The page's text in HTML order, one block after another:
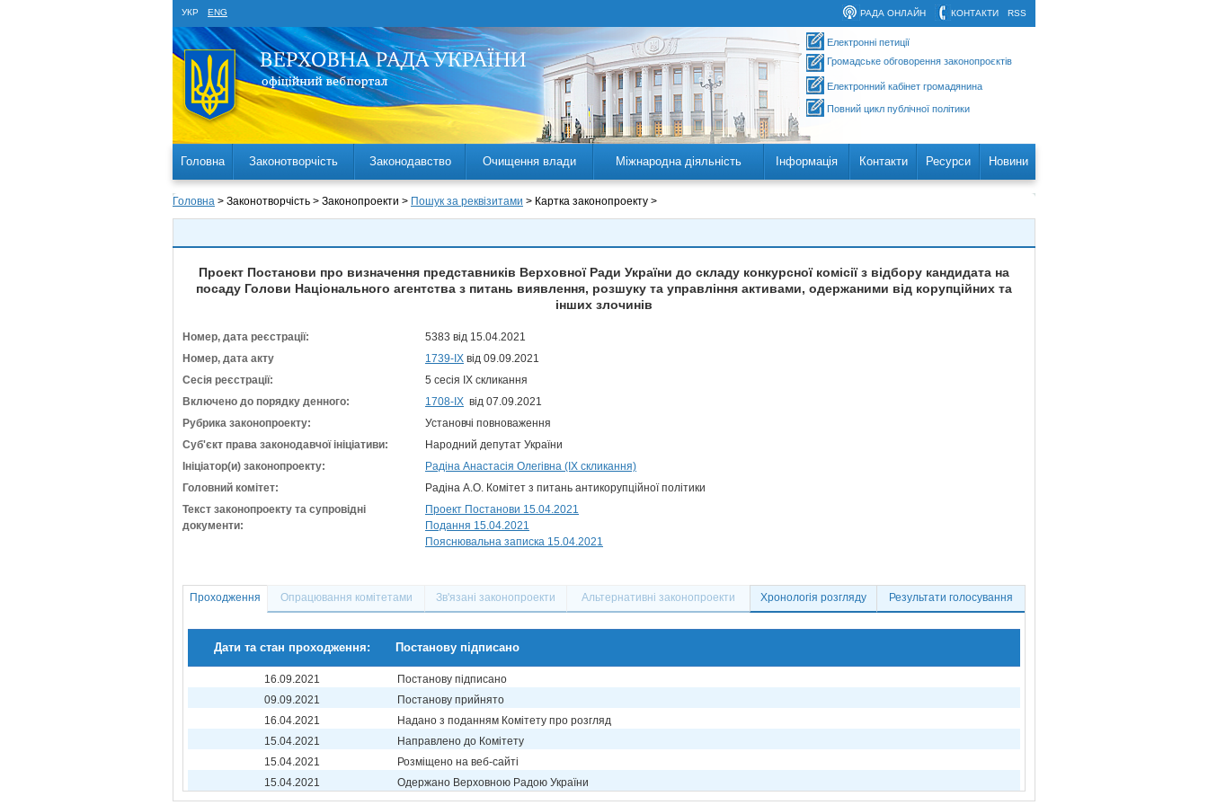
УКР ENG RSS
КОНТАКТИ
РАДА ОНЛАЙН
Електронні петиції
Громадське обговорення законопроєктів
Електронний кабінет громадянина
Повний цикл публічної політики
Головна Законотворчість Законодавство Очищення влади Міжнародна діяльність Інформація Контакти Ресурси Новини
Головна > Законотворчість > Законопроекти > Пошук за реквізитами > Картка законопроекту >
Проект Постанови про визначення представників Верховної Ради України до складу конкурсної комісії з відбору кандидата на
посаду Голови Національного агентства з питань виявлення, розшуку та управління активами, одержаними від корупційних та
інших злочинів
Номер, дата реєстрації:
5383 від 15.04.2021
Номер, дата акту
1739-IX від 09.09.2021
Сесія реєстрації:
5 сесія IX скликання
Включено до порядку денного:
1708-ІХ від 07.09.2021
Рубрика законопроекту:
Установчі повноваження
Суб'єкт права законодавчої ініціативи:
Народний депутат України
Ініціатор(и) законопроекту:
Радіна Анастасія Олегівна (IX скликання)
Головний комітет:
Радіна А.О. Комітет з питань антикорупційної політики
Текст законопроекту та супровідні
документи:
Проект Постанови 15.04.2021
Подання 15.04.2021
Пояснювальна записка 15.04.2021
Проходження Опрацювання комітетами Зв'язані законопроекти Альтернативні законопроекти Хронологія розгляду Результати голосування
Дати та стан проходження: Постанову підписано
16.09.2021
Постанову підписано
09.09.2021
Постанову прийнято
16.04.2021
Надано з поданням Комітету про розгляд
15.04.2021
Направлено до Комітету
15.04.2021
Розміщено на веб-сайті
15.04.2021
Одержано Верховною Радою України